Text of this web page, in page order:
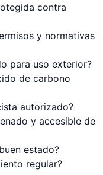
contra
y normativas
para uso exterior?
de carbono
autorizado?
y accesible de
estado?
regular?